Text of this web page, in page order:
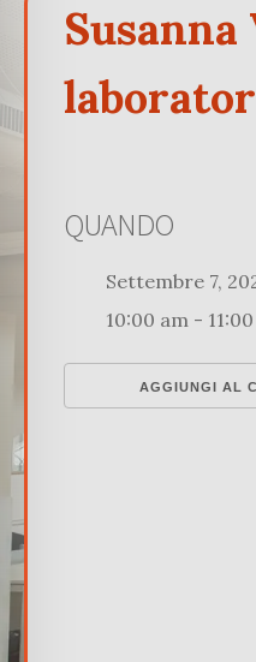
QUANDO
Settembre 7,
10:00 am -
AGGIUNGI AL